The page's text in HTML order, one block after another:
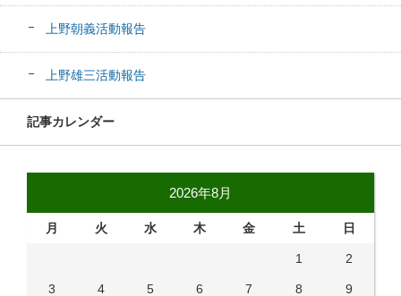
上野朝義活動報告
上野雄三活動報告
記事カレンダー
2026年8月
月 火 水 木 金 土 日
1 2
3 4 5 6 7 8 9